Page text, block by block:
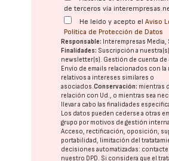
de terceros vía
He leído y acepto elAviso
Política de Protección de Datos
Responsable: Interempresas Media,
Finalidades: Suscripción a nuestra(s)
newsletter(s). Gestión de cuenta de
Envío de emails relacionados con la
relativos a intereses similares o
asociados.Conservación: mientras
relación con Ud., o mientras sea
llevar a cabo las finalidades
Los datos pueden cederse a otras
grupo por motivos de gestión
Acceso, rectificación, oposición,
portabilidad, limitación del
decisiones automatizadas:
nuestro DPD. Si considera que el